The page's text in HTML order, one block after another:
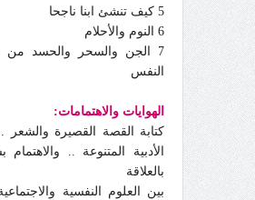
5 كيف تنشئ ابنا ناجحا
6 النوم والأحلام
7 الجن والسحر والحسد من
النفس
الهوايات والاهتمامات:
كتابة القصة القصيرة والشعر
الأدبية المتنوعة ..
بالعلاقة
بين العلوم النفسية